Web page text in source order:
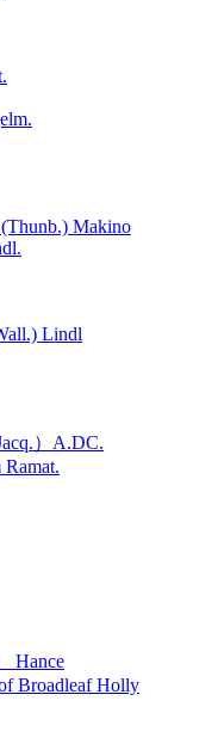
Makino
Lindl
）A.DC.
Hance
Broadleaf Holly